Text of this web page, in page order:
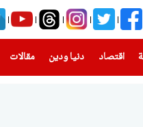
(current) اقتصاد دنيا ودين
(current) مقالات